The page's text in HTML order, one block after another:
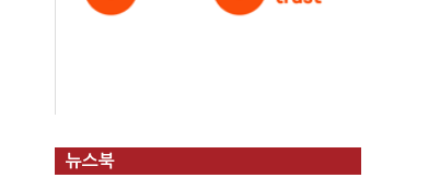
뉴스북